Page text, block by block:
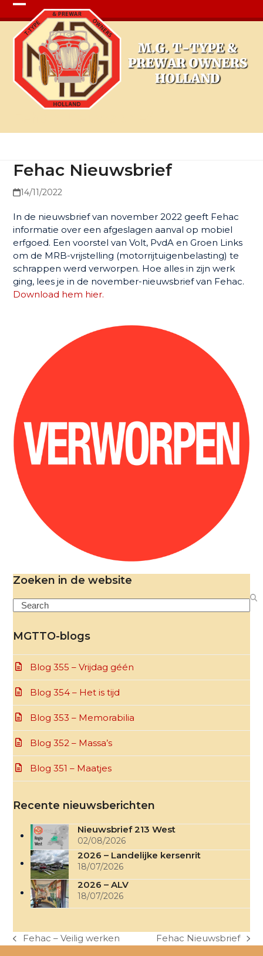
Open
mobile
menu
Close
mobile
menu
Fehac Nieuwsbrief
14/11/2022
In de nieuwsbrief van november 2022 geeft Fehac
informatie over een afgeslagen aanval op mobiel
erfgoed. Een voorstel van Volt, PvdA en Groen Links
om de MRB-vrijstelling (motorrijtuigenbelasting) te
schrappen werd verworpen. Hoe alles in zijn werk
ging, lees je in de november-nieuwsbrief van Fehac.
Download hem hier.
Zoeken in de website
Search
MGTTO-blogs
Blog 355 – Vrijdag géén
Blog 354 – Het is tijd
Blog 353 – Memorabilia
Blog 352 – Massa’s
Blog 351 – Maatjes
Recente nieuwsberichten
Nieuwsbrief 213 West
02/08/2026
2026 – Landelijke kersenrit
18/07/2026
2026 – ALV
18/07/2026
previous
Fehac – Veilig werken
next
Fehac Nieuwsbrief